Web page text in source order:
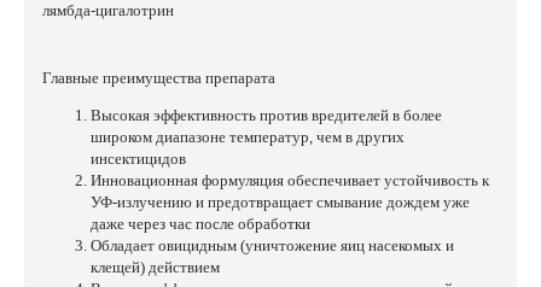
лямбда-цигалотрин
Главные преимущества препарата
Высокая эффективность против вредителей в более
широком диапазоне температур, чем в других
инсектицидов
Инновационная формуляция обеспечивает устойчивость к
УФ-излучению и предотвращает смывание дождем уже
даже через час после обработки
Обладает овицидным (уничтожение яиц насекомых и
клещей) действием